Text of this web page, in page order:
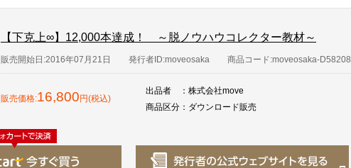
【下克上∞】12,000本達成！ ～脱ノウハウコレクター教材～
販売開始日:2016年07月21日 発行者ID:moveosaka 商品コード:moveosaka-D58208
販売価格:16,800 円(税込)
出品者 ： 株式会社move
商品区分 ： ダウンロード販売